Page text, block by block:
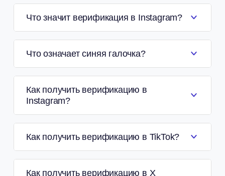
Что значит верификация в Instagram?
Что означает синяя галочка?
Как получить верификацию в
Instagram?
Как получить верификацию в TikTok?
Как получить верификацию в X